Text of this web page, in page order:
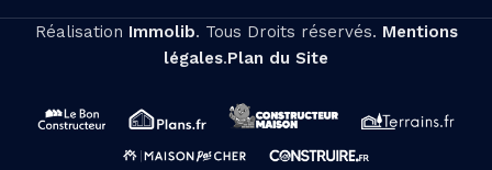
Réalisation Immolib. Tous Droits réservés. Mentions
légales.Plan du Site